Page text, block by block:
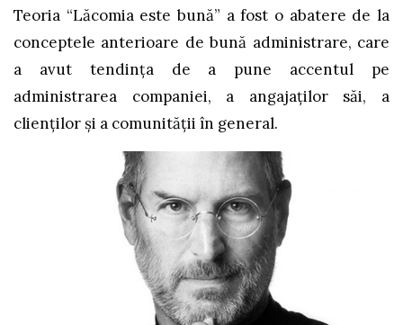
Teoria “Lăcomia este bună” a fost o abatere de la
conceptele anterioare de bună administrare, care
a avut tendința de a pune accentul pe
administrarea companiei, a angajaților săi, a
clienților și a comunității în general.